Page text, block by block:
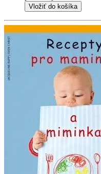
Vložiť do košíka